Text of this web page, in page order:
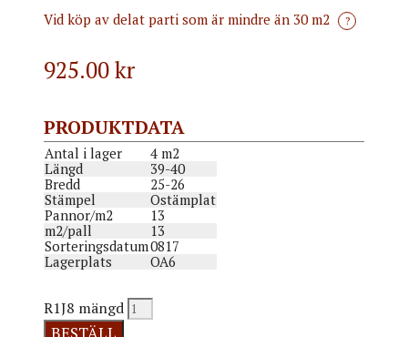
Vid köp av delat parti som är mindre än 30 m2 ?
925.00kr
PRODUKTDATA
Antal i lager
4 m2
Längd
39-40
Bredd
25-26
Stämpel
Ostämplat
Pannor/m2
13
m2/pall
13
Sorteringsdatum0817
Lagerplats
OA6
R1J8 mängd